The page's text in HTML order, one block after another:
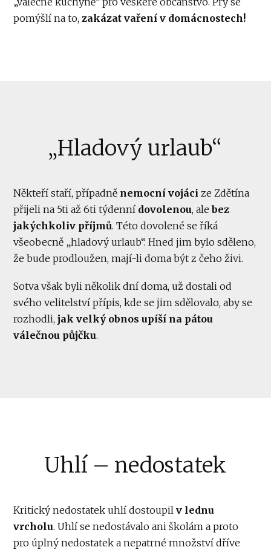
pomýšlí na to,zakázat vaření v domácnostech!
„Hladový urlaub“
Někteří staří, případně nemocní vojáci ze Zdětína
přijeli na 5ti až 6ti týdenní dovolenou, alebez
jakýchkoliv příjmů. Této dovolené se říká
všeobecně „hladový urlaub“. Hned jim bylo sděleno,
že bude prodloužen, mají-li doma být z čeho živi.
Sotva však byli několik dní doma, už dostali od
svého velitelství přípis, kde se jim sdělovalo, aby se
rozhodli,jak velký obnos upíší na pátou
válečnou půjčku.
Uhlí – nedostatek
Kritický nedostatek uhlí dostoupilv lednu
vrcholu. Uhlí se nedostávalo ani školám a proto
pro úplný nedostatek a nepatrné množství dříve